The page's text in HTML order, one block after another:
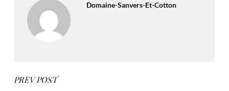
Domaine-Sanvers-Et-Cotton
PREV POST